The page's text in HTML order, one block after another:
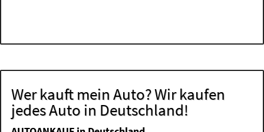
Wer kauft mein Auto? Wir kaufen
jedes Auto in Deutschland!